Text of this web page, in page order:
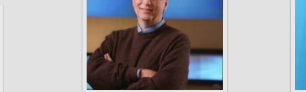
11.03.2012
Бизнес - увлекательная игра, в
которой максимум азарта
сочетается с минимум правил, а
счет
в этой игре ведется...
EmiL